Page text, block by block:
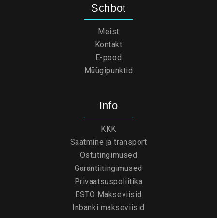
Schbot
Meist
Kontakt
E-pood
Müügipunktid
Info
KKK
Saatmine ja transport
Ostutingimused
Garantiitingimused
Privaatsuspoliitika
ESTO Makseviisid
Inbanki makseviisid